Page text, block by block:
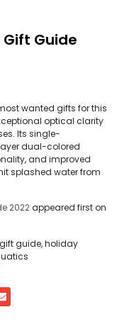
Guide
wanted gifts for this
optical clarity
Its single-
dual-colored
and improved
splashed water from
2022appeared first on
guide, holiday